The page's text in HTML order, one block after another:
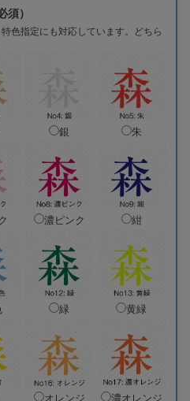
須）
色指定にも対応しています。どちら
銀 朱
濃ピンク 紺
緑 黄緑
オレンジ 濃オレンジ